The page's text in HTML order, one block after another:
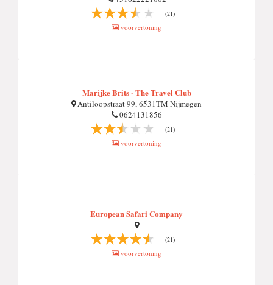
(21)
voorvertoning
Marijke Brits - The Travel Club
Antiloopstraat 99, 6531TM Nijmegen
0624131856
(21)
voorvertoning
European Safari Company
(21)
voorvertoning